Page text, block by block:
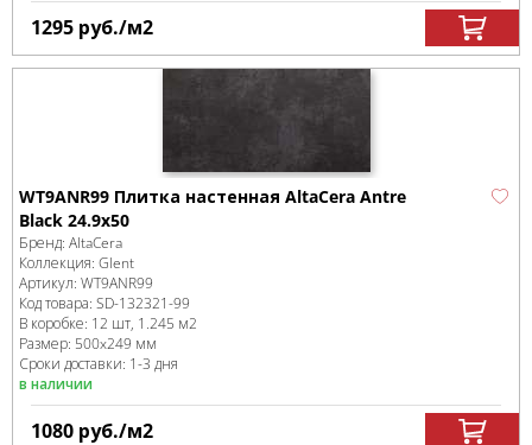
1295 руб./м2
WT9ANR99 Плитка настенная AltaCera Antre
Black 24.9х50
Бренд: AltaCera
Коллекция: Glent
Артикул: WT9ANR99
Код товара: SD-132321-99
В коробке: 12 шт, 1.245 м2
Размер: 500x249 мм
Сроки доставки: 1-3 дня
в наличии
1080 руб./м2